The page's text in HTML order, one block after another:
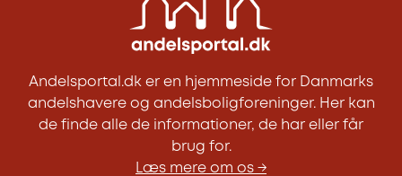
Andelsportal.dk er en hjemmeside for Danmarks
andelshavere og andelsboligforeninger. Her kan
de finde alle de informationer, de har eller får
brug for.
Læs mere om os →